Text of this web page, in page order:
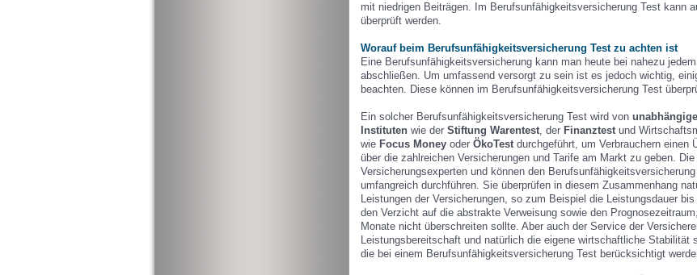
mit niedrigen Beiträgen. Im Berufsunfähigkeitsversicherung Test kann
überprüft werden.
Worauf beim Berufsunfähigkeitsversicherung Test zu achten ist
Eine Berufsunfähigkeitsversicherung kann man heute bei nahezu
abschließen. Um umfassend versorgt zu sein ist es jedoch wichtig,
beachten. Diese können im Berufsunfähigkeitsversicherung Test
Ein solcher Berufsunfähigkeitsversicherung Test wird von
Instituten wie der Stiftung Warentest, der Finanztestund
wie Focus Money oder ÖkoTestdurchgeführt, um Verbrauchern einen
über die zahlreichen Versicherungen und Tarife am Markt zu geben.
Versicherungsexperten und können den
umfangreich durchführen. Sie überprüfen in diesem Zusammenhang
Leistungen der Versicherungen, so zum Beispiel die Leistungsdauer bis
den Verzicht auf die abstrakte Verweisung sowie den
Monate nicht überschreiten sollte. Aber auch der Service der
Leistungsbereitschaft und natürlich die eigene wirtschaftliche Stabilität
die bei einem Berufsunfähigkeitsversicherung Test berücksichtigt